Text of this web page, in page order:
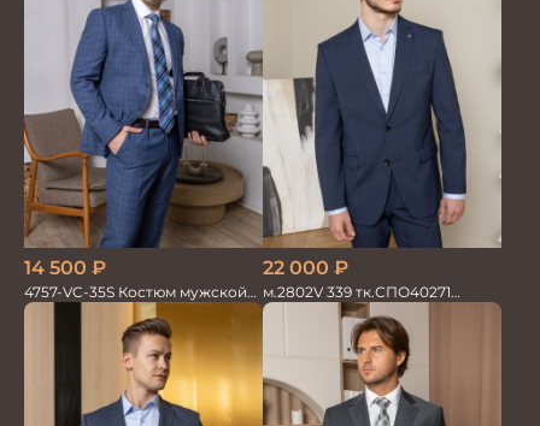
14 500 ₽
4757-VC-35S Костюм мужской
двойка
22 000 ₽
м.2802V 339 тк.СПО40271
Костюм мужской